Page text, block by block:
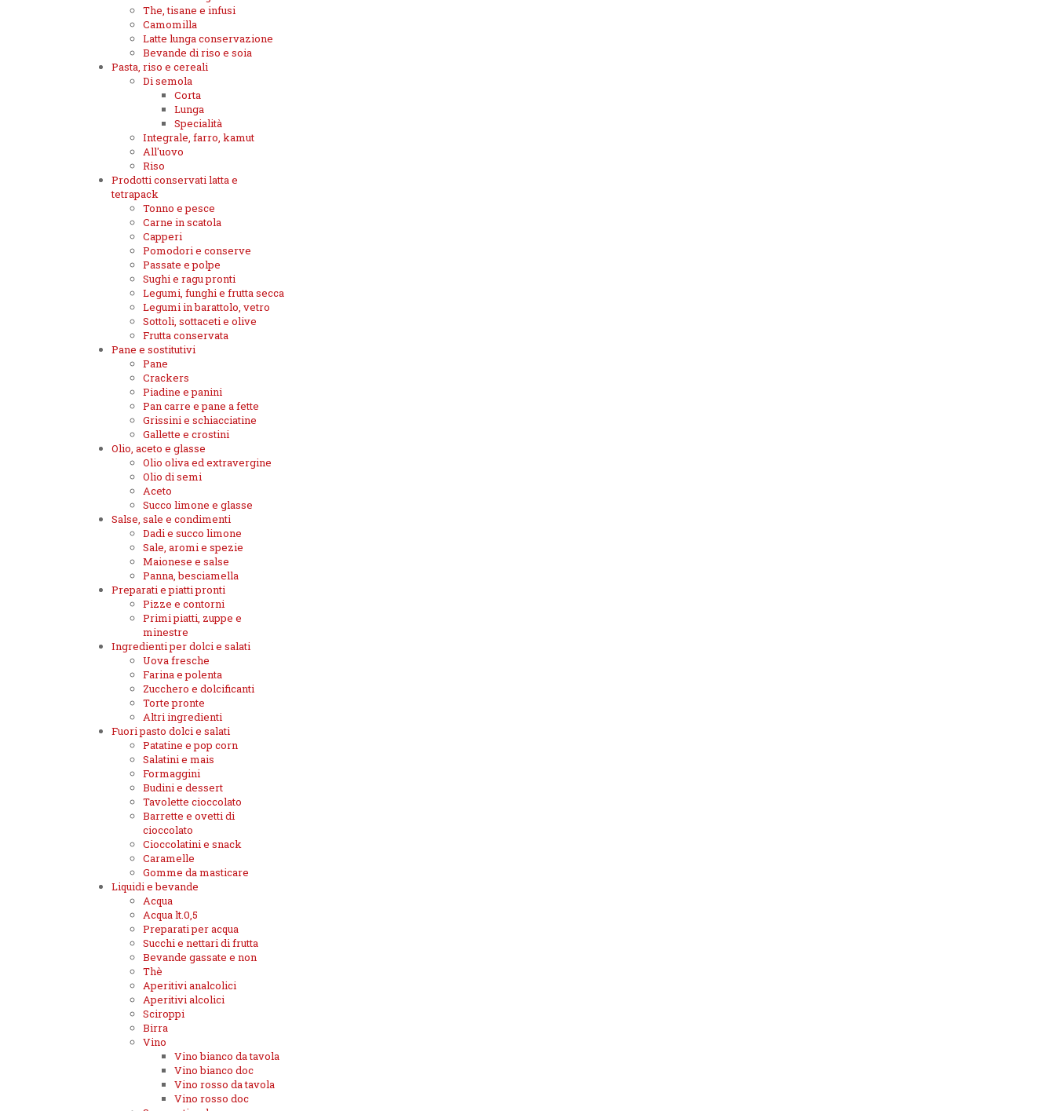
The, tisane e infusi
Camomilla
Latte lunga conservazione
Bevande di riso e soia
Pasta, riso e cereali
Di semola
Corta
Lunga
Specialità
Integrale, farro, kamut
All'uovo
Riso
Prodotti conservati latta e
tetrapack
Tonno e pesce
Carne in scatola
Capperi
Pomodori e conserve
Passate e polpe
Sughi e ragu pronti
Legumi, funghi e frutta secca
Legumi in barattolo, vetro
Sottoli, sottaceti e olive
Frutta conservata
Pane e sostitutivi
Pane
Crackers
Piadine e panini
Pan carre e pane a fette
Grissini e schiacciatine
Gallette e crostini
Olio, aceto e glasse
Olio oliva ed extravergine
Olio di semi
Aceto
Succo limone e glasse
Salse, sale e condimenti
Dadi e succo limone
Sale, aromi e spezie
Maionese e salse
Panna, besciamella
Preparati e piatti pronti
Pizze e contorni
Primi piatti, zuppe e
minestre
Ingredienti per dolci e salati
Uova fresche
Farina e polenta
Zucchero e dolcificanti
Torte pronte
Altri ingredienti
Fuori pasto dolci e salati
Patatine e pop corn
Salatini e mais
Formaggini
Budini e dessert
Tavolette cioccolato
Barrette e ovetti di
cioccolato
Cioccolatini e snack
Caramelle
Gomme da masticare
Liquidi e bevande
Acqua
Acqua lt.0,5
Preparati per acqua
Succhi e nettari di frutta
Bevande gassate e non
Thè
Aperitivi analcolici
Aperitivi alcolici
Sciroppi
Birra
Vino
Vino bianco da tavola
Vino bianco doc
Vino rosso da tavola
Vino rosso doc